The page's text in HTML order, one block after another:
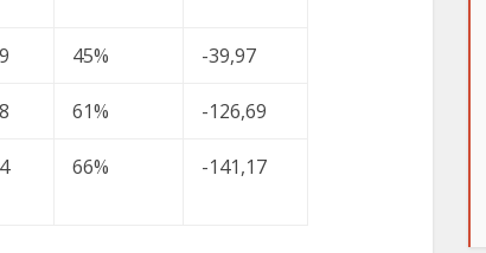
45% -39,97
61% -126,69
66% -141,17